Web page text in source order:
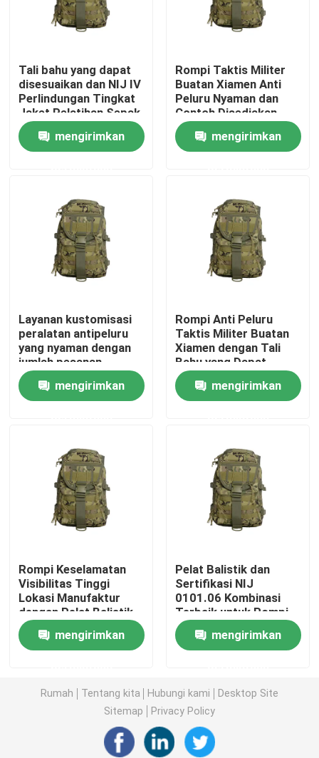
Rumah
Produk
Tentang Kami
Tur Pabrik
Kontrol Kualitas
Berita
Pakaian Taktis Militer
Rompi anti peluru taktis militer
Tali bahu yang dapat
disesuaikan dan NIJ IV
Perlindungan Tingkat
Jaket Pelatihan Sepak
Bola untuk Kinerja
Ultimatemengirimkan
Rompi Taktis Militer
Buatan Xiamen Anti
Peluru Nyaman dan
Contoh Disediakan
mengirimkan
Layanan kustomisasi
peralatan antipeluru
yang nyaman dengan
jumlah pesanan
minimum 1000 pcs
mengirimkan
Rompi Anti Peluru
Taktis Militer Buatan
Xiamen dengan Tali
Bahu yang Dapat
Disesuaikan dan
Sertifikasi NIJ
0101.06
mengirimkan
Rompi Keselamatan
Visibilitas Tinggi
Lokasi Manufaktur
dengan Pelat Balistik
Termasuk
mengirimkan
Pelat Balistik dan
Sertifikasi NIJ
0101.06 Kombinasi
Terbaik untuk Rompi
Anti Peluru Taktis
Militer Kamimengirimkan
Rumah Tentang kita Hubungi kami
Desktop Site
Sitemap
Privacy Policy